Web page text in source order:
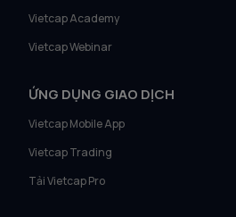
Vietcap Academy
Vietcap Webinar
ỨNG DỤNG GIAO DỊCH
Vietcap Mobile App
Vietcap Trading
Tải Vietcap Pro